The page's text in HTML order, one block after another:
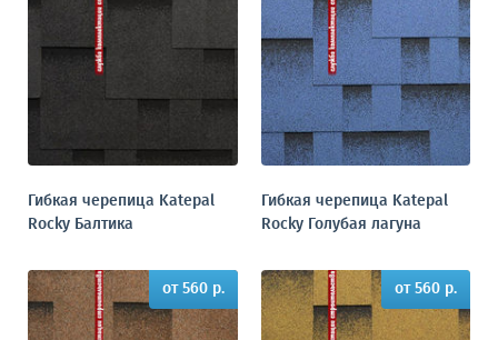
Гибкая черепица Katepal
Rocky Балтика
Гибкая черепица Katepal
Rocky Голубая лагуна
от 560 р. от 560 р.